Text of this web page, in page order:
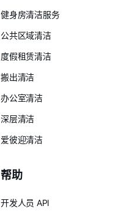
健身房清洁服务
公共区域清洁
度假租赁清洁
搬出清洁
办公室清洁
深层清洁
爱彼迎清洁
帮助
开发人员 API